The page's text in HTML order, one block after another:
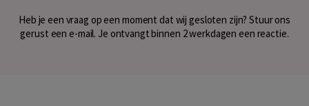
Heb je een vraag op een moment dat wij gesloten zijn? Stuur ons
gerust een e-mail. Je ontvangt binnen 2 werkdagen een reactie.